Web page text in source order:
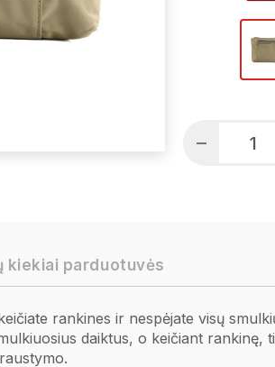
kiekiai parduotuvės
rankines ir nespėjate visų
daiktus, o keičiant rankinę,